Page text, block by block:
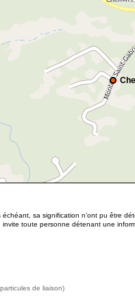
sa signification n’ont pu être
invite toute personne détenant une
de liaison)